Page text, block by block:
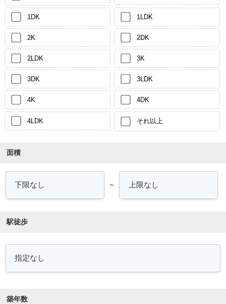
1DK 1LDK
2K 2DK
2LDK 3K
3DK 3LDK
4K 4DK
4LDK それ以上
面積
～
駅徒歩
築年数